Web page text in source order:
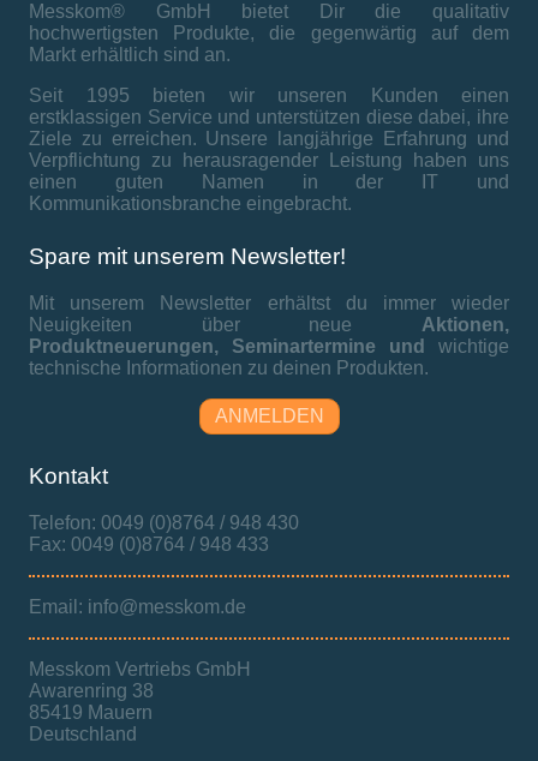
Messkom® GmbH bietet Dir die qualitativ
hochwertigsten Produkte, die gegenwärtig auf dem
Markt erhältlich sind an.
Seit 1995 bieten wir unseren Kunden einen
erstklassigen Service und unterstützen diese dabei, ihre
Ziele zu erreichen. Unsere langjährige Erfahrung und
Verpflichtung zu herausragender Leistung haben uns
einen guten Namen in der IT und
Kommunikationsbranche eingebracht.
Spare mit unserem Newsletter!
Mit unserem Newsletter erhältst du immer wieder
Neuigkeiten über neue Aktionen,
Produktneuerungen, Seminartermine und wichtige
technische Informationen zu deinen Produkten.
ANMELDEN
Kontakt
Telefon: 0049 (0)8764 / 948 430
Fax: 0049 (0)8764 / 948 433
Email: info@messkom.de
Messkom Vertriebs GmbH
Awarenring 38
85419 Mauern
Deutschland